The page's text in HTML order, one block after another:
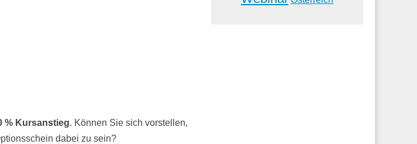
% Kursanstieg. Können Sie sich vorstellen,
dabei zu sein?